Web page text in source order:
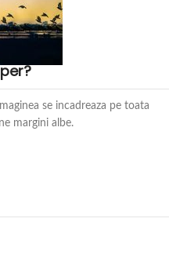
se incadreaza pe toata
margini albe.